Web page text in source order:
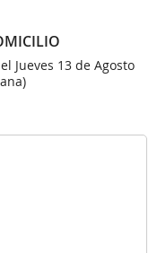
Jueves 13 de Agosto